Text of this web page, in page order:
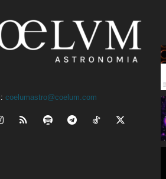
coelumastro@coelum.com